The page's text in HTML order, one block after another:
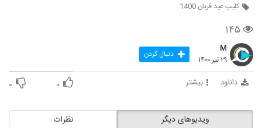
کلیپ عید قربان 1400
۱۴۵
M
۲۹ تیر ۱۴۰۰ دنبال کردن
دانلود بیشتر ۰ ۰
نظرات ویدیوهای دیگر